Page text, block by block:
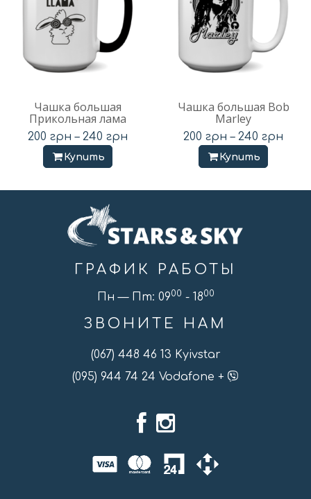
Чашка большая
Прикольная лама
200 грн – 240 грн
Купить
Чашка большая Bob
Marley
200 грн – 240 грн
Купить
ГРАФИК РАБОТЫ
Пн — Пт: 0900 - 1800
ЗВОНИТЕ НАМ
(067) 448 46 13 Kyivstar
(095) 944 74 24 Vodafone +